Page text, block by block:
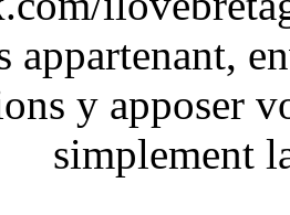
appartenant,
y apposer
simplement